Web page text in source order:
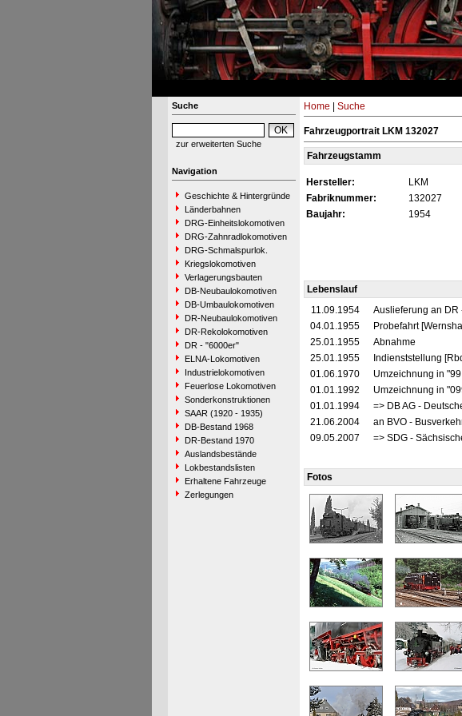
Suche
zur erweiterten Suche
Navigation
Geschichte & Hintergründe
Länderbahnen
DRG-Einheitslokomotiven
DRG-Zahnradlokomotiven
DRG-Schmalspurlok.
Kriegslokomotiven
Verlagerungsbauten
DB-Neubaulokomotiven
DB-Umbaulokomotiven
DR-Neubaulokomotiven
DR-Rekolokomotiven
DR - "6000er"
ELNA-Lokomotiven
Industrielokomotiven
Feuerlose Lokomotiven
Sonderkonstruktionen
SAAR (1920 - 1935)
DB-Bestand 1968
DR-Bestand 1970
Auslandsbestände
Lokbestandslisten
Erhaltene Fahrzeuge
Zerlegungen
Home Suche
Fahrzeugportrait LKM 132027
Fahrzeugstamm
Hersteller: LKM
Fabriknummer:
132027
Baujahr:
1954
Lebenslauf
11.09.1954
Auslieferung an
04.01.1955
Probefahrt
25.01.1955
Abnahme
25.01.1955
Indienststellung
01.06.1970
Umzeichnung in
01.01.1992
Umzeichnung in
01.01.1994
=> DB AG -
21.06.2004
an BVO -
09.05.2007
=> SDG -
Fotos